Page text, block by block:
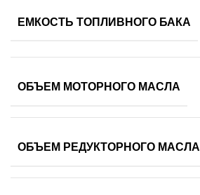
ЕМКОСТЬ ТОПЛИВНОГО БАКА
ОБЪЕМ МОТОРНОГО МАСЛА
ОБЪЕМ РЕДУКТОРНОГО МАСЛА